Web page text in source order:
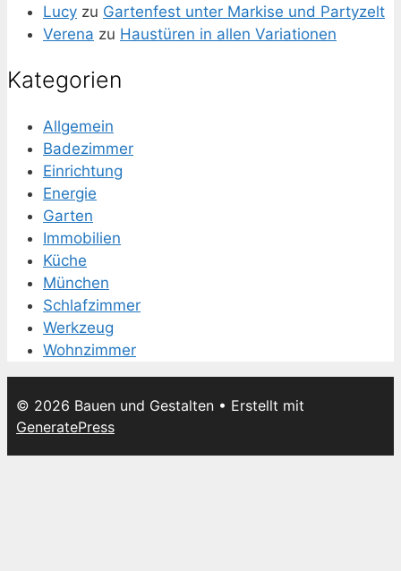
Lucy zu Gartenfest unter Markise und Partyzelt
Verena zu Haustüren in allen Variationen
Kategorien
Allgemein
Badezimmer
Einrichtung
Energie
Garten
Immobilien
Küche
München
Schlafzimmer
Werkzeug
Wohnzimmer
© 2026 Bauen und Gestalten • Erstellt mit
GeneratePress